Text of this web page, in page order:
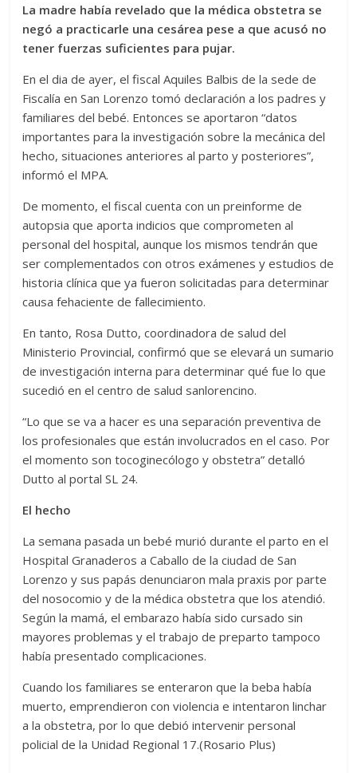
La madre había revelado que la médica obstetra se
negó a practicarle una cesárea pese a que acusó no
tener fuerzas suficientes para pujar.
En el dia de ayer, el fiscal Aquiles Balbis de la sede de
Fiscalía en San Lorenzo tomó declaración a los padres y
familiares del bebé. Entonces se aportaron “datos
importantes para la investigación sobre la mecánica del
hecho, situaciones anteriores al parto y posteriores”,
informó el MPA.
De momento, el fiscal cuenta con un preinforme de
autopsia que aporta indicios que comprometen al
personal del hospital, aunque los mismos tendrán que
ser complementados con otros exámenes y estudios de
historia clínica que ya fueron solicitadas para determinar
causa fehaciente de fallecimiento.
En tanto, Rosa Dutto, coordinadora de salud del
Ministerio Provincial, confirmó que se elevará un sumario
de investigación interna para determinar qué fue lo que
sucedió en el centro de salud sanlorencino.
“Lo que se va a hacer es una separación preventiva de
los profesionales que están involucrados en el caso. Por
el momento son tocoginecólogo y obstetra” detalló
Dutto al portal SL 24.
El hecho
La semana pasada un bebé murió durante el parto en el
Hospital Granaderos a Caballo de la ciudad de San
Lorenzo y sus papás denunciaron mala praxis por parte
del nosocomio y de la médica obstetra que los atendió.
Según la mamá, el embarazo había sido cursado sin
mayores problemas y el trabajo de preparto tampoco
había presentado complicaciones.
Cuando los familiares se enteraron que la beba había
muerto, emprendieron con violencia e intentaron linchar
a la obstetra, por lo que debió intervenir personal
policial de la Unidad Regional 17.(Rosario Plus)